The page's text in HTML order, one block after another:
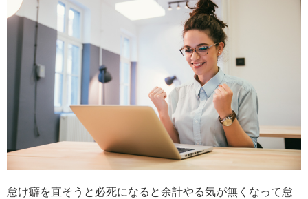
怠け癖を直そうと必死になると余計やる気が無くなって怠